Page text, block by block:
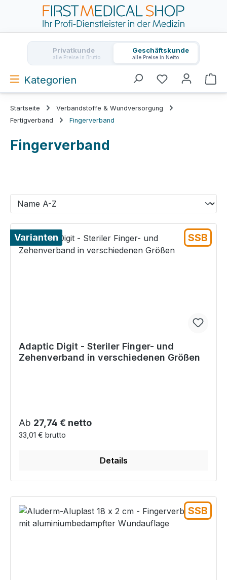
Zum Hauptinhalt springen
Privatkunde
alle Preise in Brutto
Geschäftskunde
alle Preise in Netto
Kategorien
Startseite
Verbandstoffe & Wundversorgung
Fertigverband
Fingerverband
Fingerverband
Varianten SSB
Adaptic Digit - Steriler Finger- und
Zehenverband in verschiedenen Größen
Regulärer Preis:
Ab 27,74 € netto
33,01 € brutto
Details
SSB